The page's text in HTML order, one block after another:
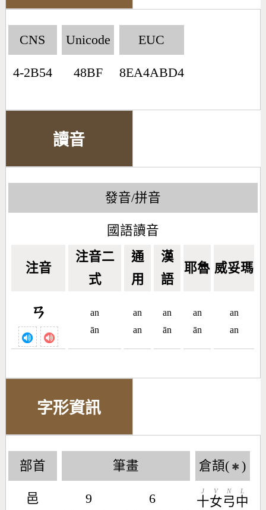
CNS
4-2B54
Unicode
48BF
EUC
8EA4ABD4
讀音
發音/拼音
國語讀音
注音
注音二
式
通
用
漢
語
耶魯 威妥瑪
ㄢ
an
ān
an
an
an
ān
an
ān
an
an
字形資訊
部首
邑
筆畫
9 6
倉頡( ✱ )
十
J
女
V
弓
N
中
L